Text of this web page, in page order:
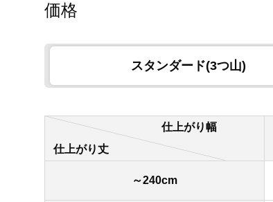
価格
スタンダード(3つ山)
仕上がり幅
仕上がり丈
～240cm